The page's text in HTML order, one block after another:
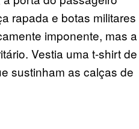
rapada e botas militares
imponente, mas a
Vestia uma t-shirt de
sustinham as calças de